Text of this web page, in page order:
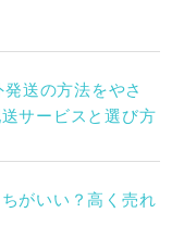
発送の方法をやさ
サービスと選び方
がいい？高く売れ